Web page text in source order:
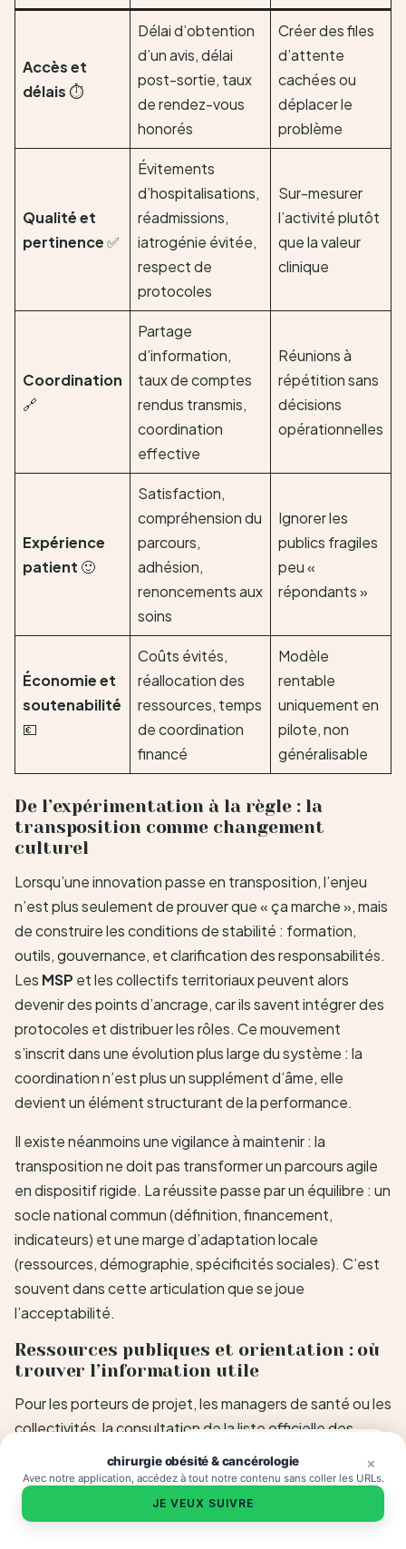
Accès et
délais⏱️
Délai d’obtention
d’un avis, délai
post-sortie, taux
de rendez-vous
honorés
Créer des files
d’attente
cachées ou
déplacer le
problème
Qualité et
pertinence✅
Évitements
d’hospitalisations,
réadmissions,
iatrogénie évitée,
respect de
protocoles
Sur-mesurer
l’activité plutôt
que la valeur
clinique
Coordination
🔗
Partage
d’information,
taux de comptes
rendus transmis,
coordination
effective
Réunions à
répétition sans
décisions
opérationnelles
Expérience
patient 🙂
Satisfaction,
compréhension du
parcours,
adhésion,
renoncements aux
soins
Ignorer les
publics fragiles
peu «
répondants »
Économie et
soutenabilité
💶
Coûts évités,
réallocation des
ressources, temps
de coordination
financé
Modèle
rentable
uniquement en
pilote, non
généralisable
De l’expérimentation à la règle : la
transposition comme changement
culturel
Lorsqu’une innovation passe en transposition, l’enjeu
n’est plus seulement de prouver que « ça marche », mais
de construire les conditions de stabilité : formation,
outils, gouvernance, et clarification des responsabilités.
Les MSP et les collectifs territoriaux peuvent alors
devenir des points d’ancrage, car ils savent intégrer des
protocoles et distribuer les rôles. Ce mouvement
s’inscrit dans une évolution plus large du système : la
coordination n’est plus un supplément d’âme, elle
devient un élément structurant de la performance.
Il existe néanmoins une vigilance à maintenir : la
transposition ne doit pas transformer un parcours agile
en dispositif rigide. La réussite passe par un équilibre : un
socle national commun (définition, financement,
indicateurs) et une marge d’adaptation locale
(ressources, démographie, spécificités sociales). C’est
souvent dans cette articulation que se joue
l’acceptabilité.
Ressources publiques et orientation : où
trouver l’information utile
Pour les porteurs de projet, les managers de santé ou les
collectivités, la consultation de la liste officielle des
expérimentations en courset de leurscahiers des
chargesdemeure un passage obligé. Un accès direct
est disponible via la page ministérielle dédiée :
expérimentations en cours (site du ministère). Pour les
×
chirurgie obésité & cancérologie
Avec notre application, accédez à tout notre contenu sans coller les URLs.
JE VEUX SUIVRE